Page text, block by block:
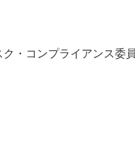
・コンプライアンス委